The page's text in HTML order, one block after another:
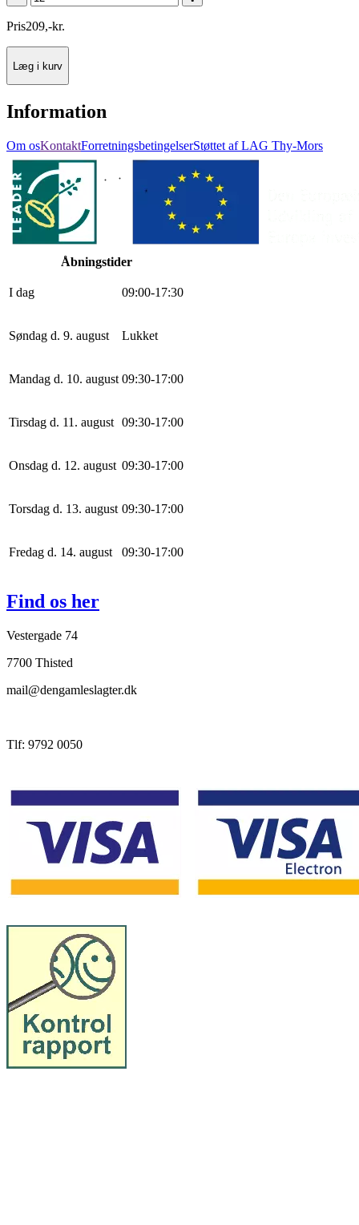
Pris209,-kr.
Læg i kurv
Information
Om osKontaktForretningsbetingelserStøttet af LAG Thy-Mors
Åbningstider
I dag 09:00-17:30
Søndag d. 9. august Lukket
Mandag d. 10. august 09:30-17:00
Tirsdag d. 11. august 09:30-17:00
Onsdag d. 12. august 09:30-17:00
Torsdag d. 13. august 09:30-17:00
Fredag d. 14. august 09:30-17:00
Find os her
Vestergade 74
7700 Thisted
mail@dengamleslagter.dk
Tlf: 9792 0050